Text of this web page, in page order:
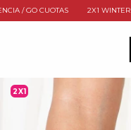
GO CUOTAS 2X1 WINTER SALE
2X1